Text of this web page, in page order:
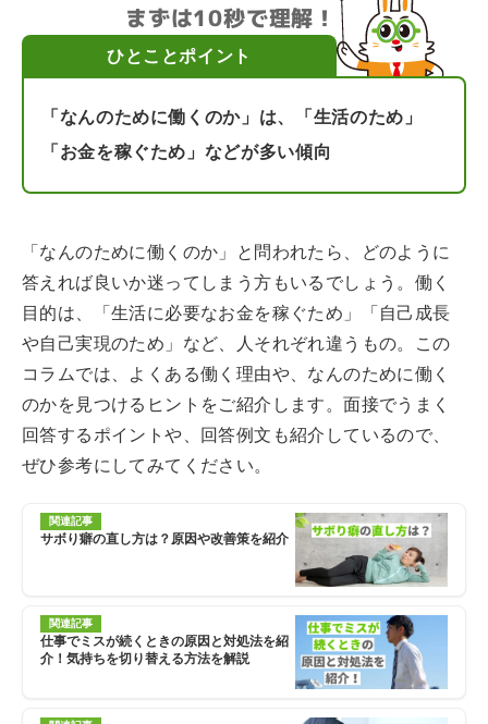
まずは10秒で理解！
ひとことポイント
「なんのために働くのか」は、「生活のため」
「お金を稼ぐため」などが多い傾向
「なんのために働くのか」と問われたら、どのように
答えれば良いか迷ってしまう方もいるでしょう。働く
目的は、「生活に必要なお金を稼ぐため」「自己成長
や自己実現のため」など、人それぞれ違うもの。この
コラムでは、よくある働く理由や、なんのために働く
のかを見つけるヒントをご紹介します。面接でうまく
回答するポイントや、回答例文も紹介しているので、
ぜひ参考にしてみてください。
関連記事
サボり癖の直し方は？原因や改善策を紹介
関連記事
仕事でミスが続くときの原因と対処法を紹
介！気持ちを切り替える方法を解説